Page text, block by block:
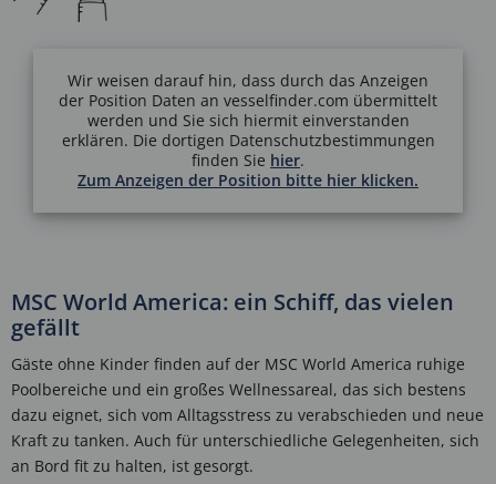
Wir weisen darauf hin, dass durch das Anzeigen
der Position Daten an vesselfinder.com übermittelt
werden und Sie sich hiermit einverstanden
erklären. Die dortigen Datenschutzbestimmungen
finden Sie hier.
Zum Anzeigen der Position bitte hier klicken.
MSC World America: ein Schiff, das vielen
gefällt
Gäste ohne Kinder finden auf der MSC World America ruhige
Poolbereiche und ein großes Wellnessareal, das sich bestens
dazu eignet, sich vom Alltagsstress zu verabschieden und neue
Kraft zu tanken. Auch für unterschiedliche Gelegenheiten, sich
an Bord fit zu halten, ist gesorgt.